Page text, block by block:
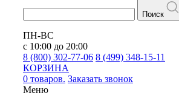
Поиск
ПН-ВС
с 10:00 до 20:00
8 (800) 302-77-06 8 (499) 348-15-11
КОРЗИНА
0 товаров. Заказать звонок
Меню